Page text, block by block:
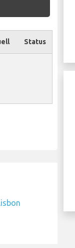
Status
eller